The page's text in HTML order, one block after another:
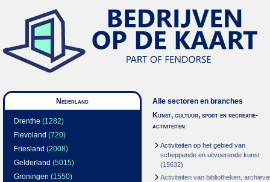
Nederland
Drenthe (1282)
Flevoland (720)
Friesland (2008)
Gelderland (5015)
Groningen (1550)
Alle sectoren en branches
Kunst, cultuur, sport en recreatie-
activiteiten
Activiteiten op het gebied van
scheppende en uitvoerende kunst
(15632)
Activiteiten van bibliotheken,